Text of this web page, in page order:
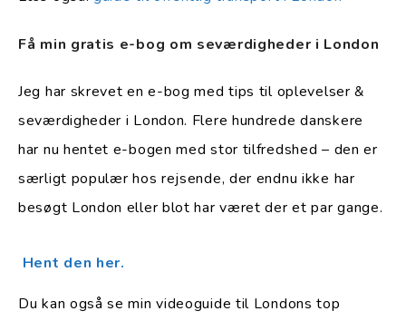
Få min gratis e-bog om seværdigheder i London
Jeg har skrevet en e-bog med tips til oplevelser &
seværdigheder i London. Flere hundrede danskere
har nu hentet e-bogen med stor tilfredshed – den er
særligt populær hos rejsende, der endnu ikke har
besøgt London eller blot har været der et par gange.
Hent den her.
Du kan også se min videoguide til Londons top